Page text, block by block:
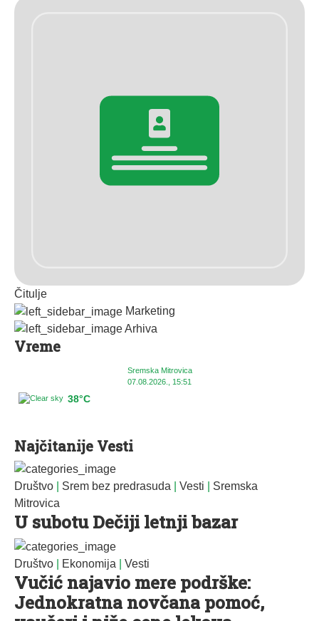
Čitulje
Marketing
Arhiva
Vreme
Sremska Mitrovica
07.08.2026., 15:51
38°C
Najčitanije Vesti
Društvo Srem bez predrasuda Vesti
Sremska
Mitrovica
U subotu Dečiji letnji bazar
Društvo Ekonomija Vesti
Vučić najavio mere podrške:
Jednokratna novčana pomoć,